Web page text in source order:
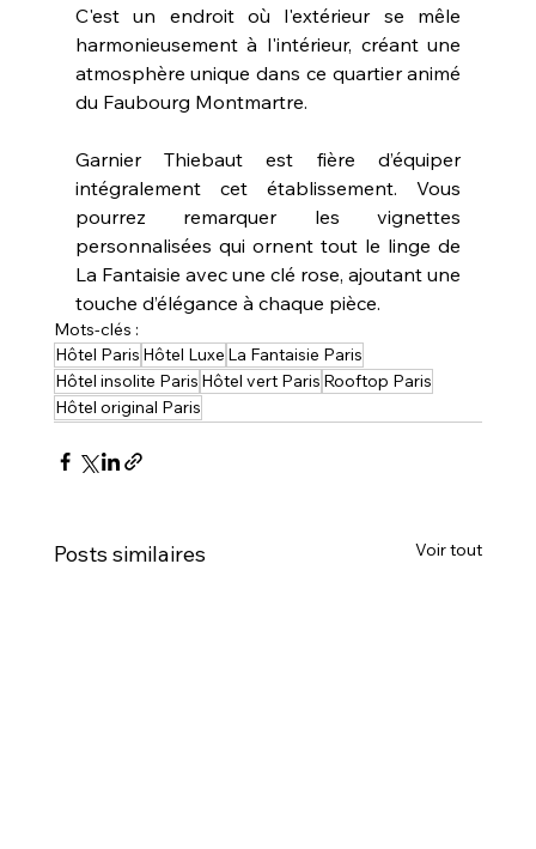
C'est un endroit où l'extérieur se mêle
harmonieusement à l'intérieur, créant une
atmosphère unique dans ce quartier animé
du Faubourg Montmartre.
Garnier Thiebaut est fière d’équiper
intégralement cet établissement. Vous
pourrez remarquer les vignettes
personnalisées qui ornent tout le linge de
La Fantaisie avec une clé rose, ajoutant une
touche d’élégance à chaque pièce.
Mots-clés :
Hôtel Paris Hôtel Luxe La Fantaisie Paris
Hôtel insolite Paris Hôtel vert Paris Rooftop Paris
Hôtel original Paris
Posts similaires Voir tout